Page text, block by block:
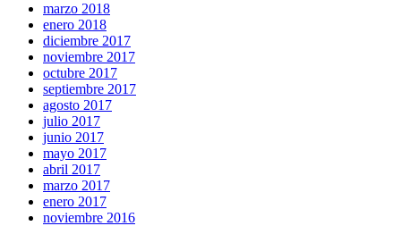
marzo 2018
enero 2018
diciembre 2017
noviembre 2017
octubre 2017
septiembre 2017
agosto 2017
julio 2017
junio 2017
mayo 2017
abril 2017
marzo 2017
enero 2017
noviembre 2016